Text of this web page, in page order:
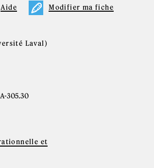
Modifier ma fiche
Aide
Laval)
305.30
et